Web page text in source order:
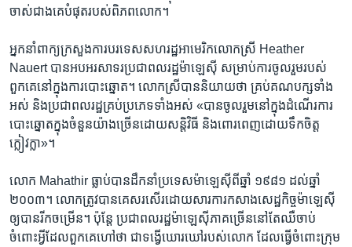
ចាស់​ជាង​គេ​បំផុត​របស់​ពិភព​លោក​។​
អ្នក​នាំ​ពាក្យ​ក្រសួង​ការបរទេស​សហរដ្ឋ​អាមេរិក​លោកស្រី Heather
Nauert បាន​អបអរសាទរ​ប្រជាពលរដ្ឋ​ម៉ាឡេស៊ី​ ​សម្រាប់​ការ​ចូលរួម​របស់​
ពួកគេ​នៅ​ក្នុង​ការ​បោះ​ឆ្នោត។ លោកស្រី​បាន​និយាយ​ថា​ ​គ្រប់​គណបក្ស​ទាំង​
អស់ និង​ប្រជាពលរដ្ឋ​គ្រប់​ប្រភេទ​ទាំង​អស់​ ​«បាន​ចូលរួម​នៅ​ក្នុង​ដំណើរ​ការ​
បោះ​ឆ្នោត​ក្នុង​ចំនួន​យ៉ាង​ច្រើន​ដោយ​សន្តិវិធី និង​ពោរពេញ​ដោយ​ទឹក​ចិត្ត​
ក្លៀវក្លា»។​
លោក Mahathir ធ្លាប់​បាន​ដឹកនាំ​ប្រទេស​ម៉ាឡេស៊ី​ពី​ឆ្នាំ ១៩៨១ ដល់​ឆ្នាំ
២០០៣។​ ​លោក​ត្រូវ​បាន​គេ​សរសើរ​ដោយ​សារ​ការ​កសាង​សេដ្ឋកិច្ច​ម៉ាឡេស៊ី​
ឲ្យ​បាន​រីក​ចម្រើន។​ ​ប៉ុន្តែ ប្រជាពលរដ្ឋ​ម៉ាឡេស៊ី​ភាគ​ច្រើន​នៅ​តែ​ឈឺចាប់​
ចំពោះ​អ្វី​ដែល​ពួកគេ​ហៅ​ថា ជា​ទង្វើ​ឃោរឃៅ​របស់​លោក​ ​ដែល​ធ្វើ​ចំពោះ​ក្រុម​